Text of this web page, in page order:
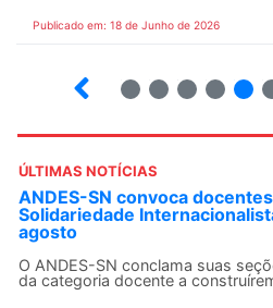
Publicado em: 18 de Junho de 2026
ÚLTIMAS NOTÍCIAS
ANDES-SN convoca
Solidariedade
agosto
O ANDES-SN conclama suas
da categoria docente a